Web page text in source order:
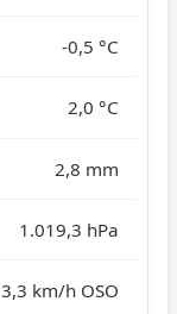
-0,5 °C
2,0 °C
2,8 mm
1.019,3 hPa
3,3 km/h OSO